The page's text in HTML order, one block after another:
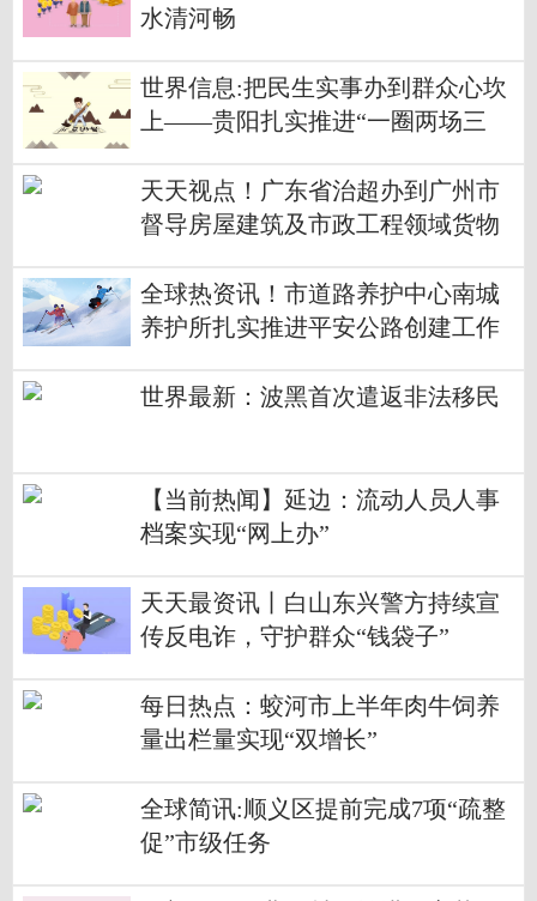
水清河畅
世界信息:把民生实事办到群众心坎
上——贵阳扎实推进“一圈两场三
天天视点！广东省治超办到广州市
督导房屋建筑及市政工程领域货物
全球热资讯！市道路养护中心南城
养护所扎实推进平安公路创建工作
世界最新：波黑首次遣返非法移民
【当前热闻】延边：流动人员人事
档案实现“网上办”
天天最资讯丨白山东兴警方持续宣
传反电诈，守护群众“钱袋子”
每日热点：蛟河市上半年肉牛饲养
量出栏量实现“双增长”
全球简讯:顺义区提前完成7项“疏整
促”市级任务